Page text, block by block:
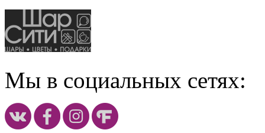
Мы в социальных сетях: